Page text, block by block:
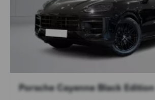
Porsche Cayenne Black Edition